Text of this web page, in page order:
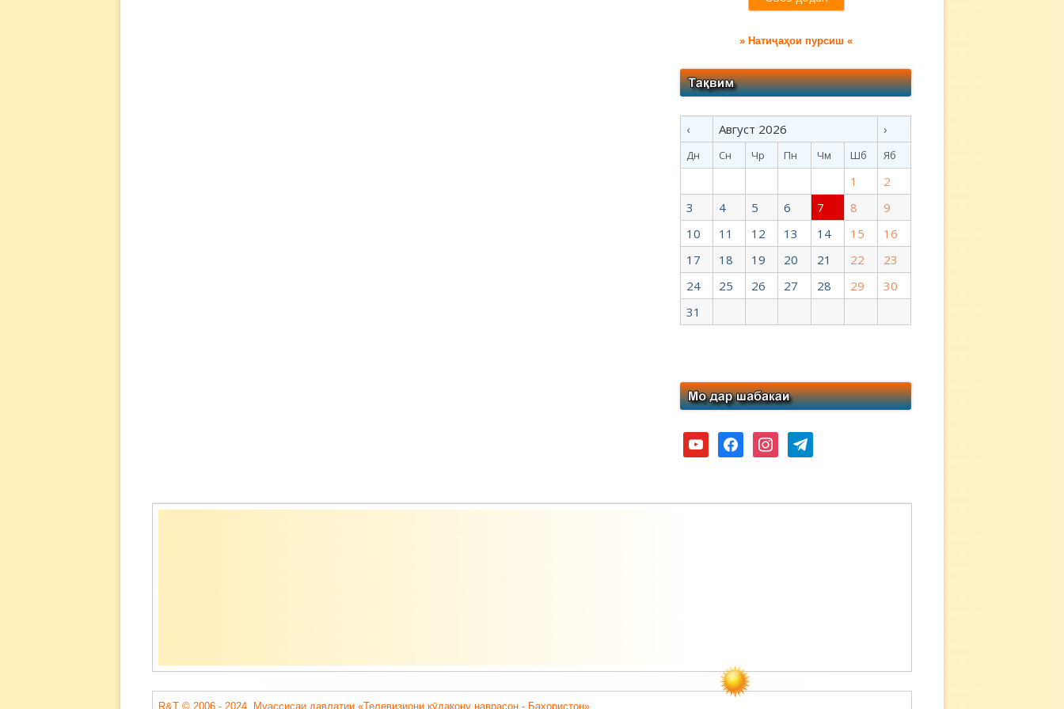
» Натиҷаҳои пурсиш «
‹ Август 2026 ›
Дн Сн Чр Пн Чм Шб Яб
1
2
3
4 5 6 7 8
9
10
11 12 13 14 15
16
17
18 19 20 21 22
23
24
25 26 27 28 29
30
31
youtubefacebookinstagramtelegram
Содержимое
R&T © 2006 - 2024. Муассисаи давлатии «Телевизиони кӯдакону наврасон - Баҳористон».